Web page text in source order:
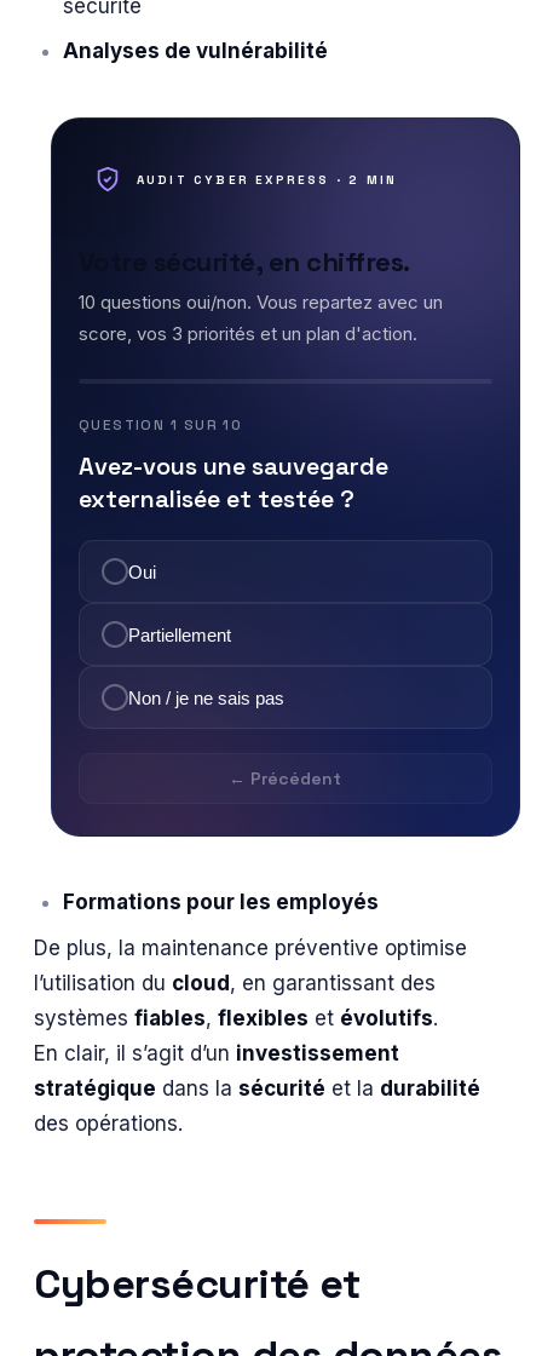
sécurité
Analyses de vulnérabilité
AUDIT CYBER EXPRESS · 2 MIN
Votre sécurité, en chiffres.
10 questions oui/non. Vous repartez avec un
score, vos 3 priorités et un plan d'action.
QUESTION 1 SUR 10
Avez-vous une sauvegarde
externalisée et testée ?
Oui
Partiellement
Non / je ne sais pas
← Précédent
Formations pour les employés
De plus, la maintenance préventive optimise
l’utilisation du cloud, en garantissant des
systèmes fiables, flexibles et évolutifs.
En clair, il s’agit d’un investissement
stratégique dans la sécurité et la durabilité
des opérations.
Cybersécurité et